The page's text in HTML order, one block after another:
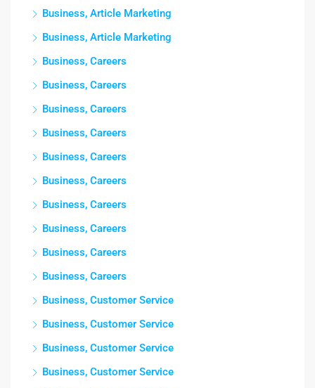
Business, Article Marketing
Business, Article Marketing
Business, Careers
Business, Careers
Business, Careers
Business, Careers
Business, Careers
Business, Careers
Business, Careers
Business, Careers
Business, Careers
Business, Careers
Business, Customer Service
Business, Customer Service
Business, Customer Service
Business, Customer Service